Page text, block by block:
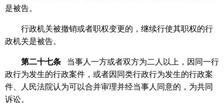
是被告。
行政机关被撤销或者职权变更的，继续行使其职权的行
政机关是被告。
第二十七条
当事人一方或者双方为二人以上，因同一行
政行为发生的行政案件，或者因同类行政行为发生的行政案
件、人民法院认为可以合并审理并经当事人同意的，为共同
诉讼。